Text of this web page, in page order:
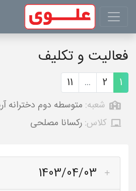
فعالیت و تکلیف
1
2
...
11
شعبه: متوسطه دوم دخترانه
کلاس: رکسانا مصلحی
1403/04/03